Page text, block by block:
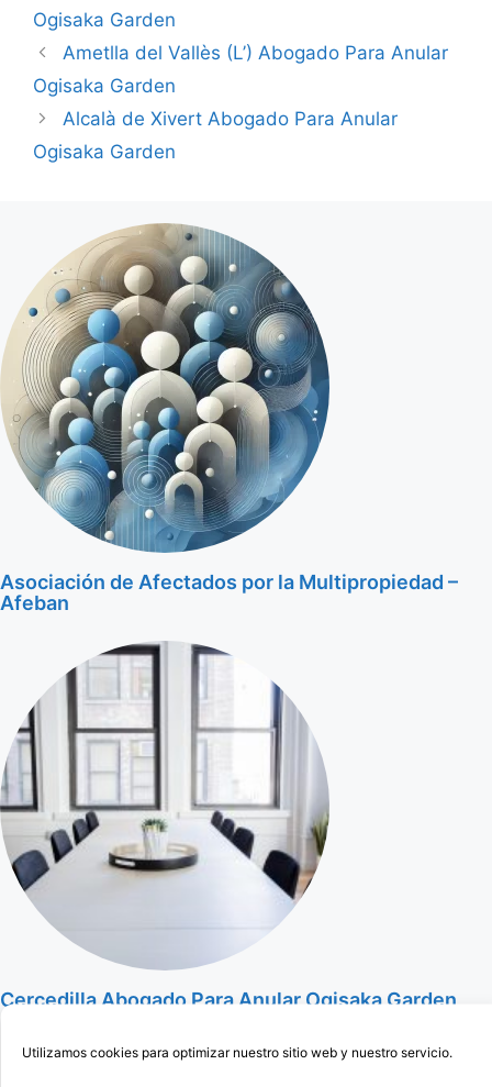
Utilizamos cookies para optimizar nuestro sitio web y nuestro servicio.
Ogisaka Garden
Ametlla del Vallès (L’) Abogado Para Anular
Ogisaka Garden
Alcalà de Xivert Abogado Para Anular
Ogisaka Garden
Asociación de Afectados por la Multipropiedad –
Afeban
Cercedilla Abogado Para Anular Ogisaka Garden